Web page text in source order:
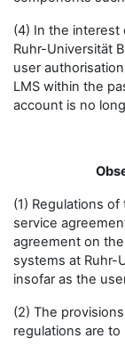
(4) In the
Ruhr-Universität
user
LMS within the
account is no
(1) Regulations
service
agreement on
systems at Ruhr-
insofar as the
(2) The
regulations are